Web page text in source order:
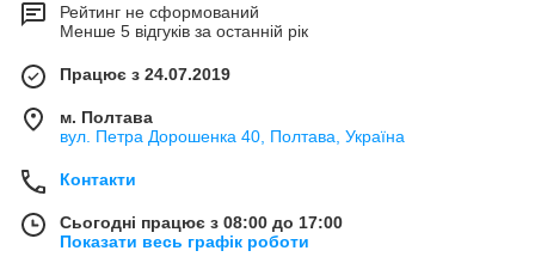
Рейтинг не сформований
Менше 5 відгуків за останній рік
Працює з 24.07.2019
м. Полтава
вул. Петра Дорошенка 40, Полтава, Україна
Контакти
Сьогодні працює з 08:00 до 17:00
Показати весь графік роботи